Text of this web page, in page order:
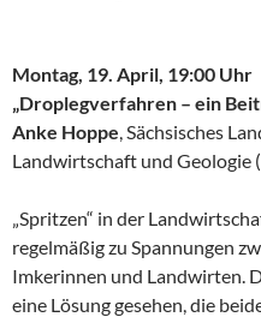
Montag, 19. April, 19:00 Uhr
„Droplegverfahren – ein
Anke Hoppe , Sächsisches
Landwirtschaft und Geologie
„Spritzen“ in der
regelmäßig zu Spannungen
Imkerinnen und Landwirten.
eine Lösung gesehen, die